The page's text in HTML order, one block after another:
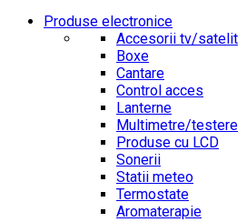
Produse electronice
Accesorii tv/satelit
Boxe
Cantare
Control acces
Lanterne
Multimetre/testere
Produse cu LCD
Sonerii
Statii meteo
Termostate
Aromaterapie